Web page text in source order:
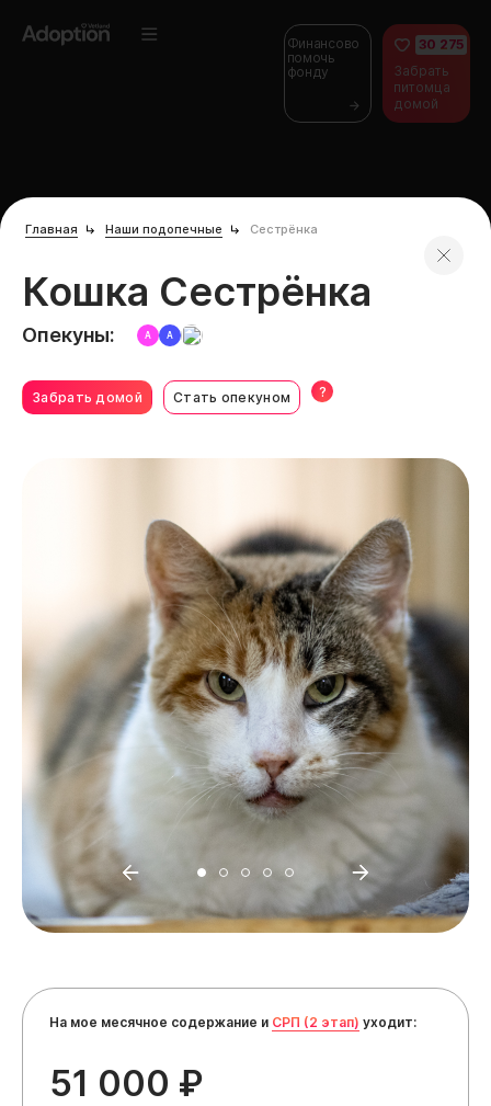
Финансово
помочь
фонду
30 275
Забрать
питомца
домой
Главная Наши подопечные Сестрёнка
Кошка Сестрёнка
Забрать домой Стать опекуном ?
Опекуны: А А
На мое месячное содержание и СРП (2 этап) уходит:
51 000 ₽